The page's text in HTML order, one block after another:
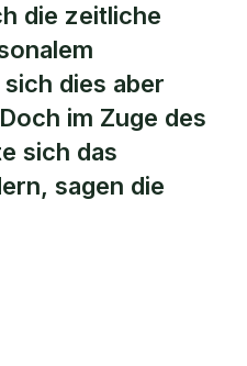
die zeitliche
dies aber
im Zuge des
sich das
sagen die